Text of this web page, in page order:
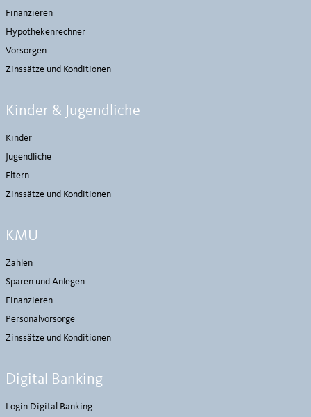
Finanzieren
Hypothekenrechner
Vorsorgen
Zinssätze und Konditionen
Kinder & Jugendliche
Kinder
Jugendliche
Eltern
Zinssätze und Konditionen
KMU
Zahlen
Sparen und Anlegen
Finanzieren
Personalvorsorge
Zinssätze und Konditionen
Digital Banking
Login Digital Banking